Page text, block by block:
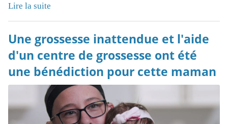
Lire la suite
Une grossesse inattendue et l'aide
d'un centre de grossesse ont été
une bénédiction pour cette maman